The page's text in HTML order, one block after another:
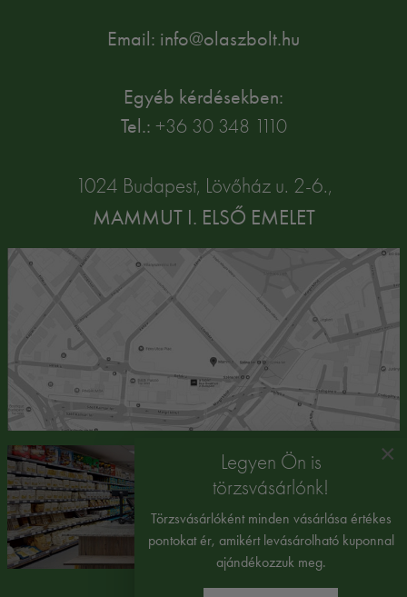
Email: info@olaszbolt.hu
Egyéb kérdésekben:
Tel.: +36 30 348 1110
1024 Budapest, Lövőház u. 2-6.,
MAMMUT I. ELSŐ EMELET
×
Legyen Ön is
törzsvásárlónk!
Törzsvásárlóként minden vásárlása értékes
pontokat ér, amikért levásárolható kuponnal
ajándékozzuk meg.